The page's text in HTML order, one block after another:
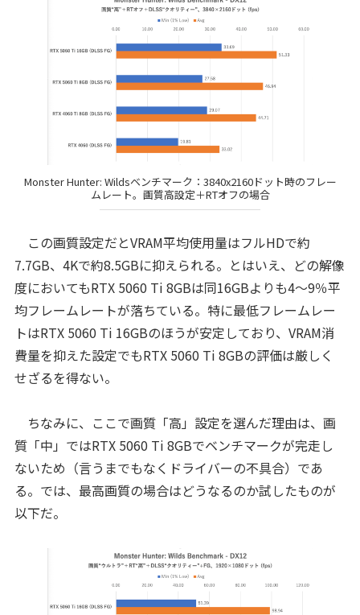
Monster Hunter: Wildsベンチマーク：3840x2160ドット時のフレー
ムレート。画質高設定＋RTオフの場合
この画質設定だとVRAM平均使用量はフルHDで約
7.7GB、4Kで約8.5GBに抑えられる。とはいえ、どの解像
度においてもRTX 5060 Ti 8GBは同16GBよりも4〜9％平
均フレームレートが落ちている。特に最低フレームレー
トはRTX 5060 Ti 16GBのほうが安定しており、VRAM消
費量を抑えた設定でもRTX 5060 Ti 8GBの評価は厳しく
せざるを得ない。
ちなみに、ここで画質「高」設定を選んだ理由は、画
質「中」ではRTX 5060 Ti 8GBでベンチマークが完走し
ないため（言うまでもなくドライバーの不具合）であ
る。では、最高画質の場合はどうなるのか試したものが
以下だ。